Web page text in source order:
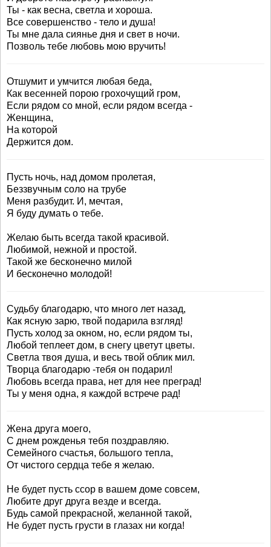
Ты - как весна, светла и хороша.
Все совершенство - тело и душа!
Ты мне дала сиянье дня и свет в ночи.
Позволь тебе любовь мою вручить!
Отшумит и умчится любая беда,
Как весенней порою грохочущий гpoм,
Если рядом со мной, если рядом всегда -
Женщина,
На которой
Держится дом.
Пусть ночь, над домом пролетая,
Беззвучным соло на трубе
Меня разбудит. И, мечтая,
Я буду думать о тебе.
Желаю быть всегда такой красивой.
Любимой, нежной и простой.
Такой же бесконечно милой
И бесконечно молодой!
Судьбу благодарю, что много лет назад,
Как ясную зарю, твой подарила взгляд!
Пусть холод за окном, но, если рядом ты,
Любой теплеет дом, в снегу цветут цветы.
Светла твоя душа, и весь твой облик мил.
Творца благодарю -тебя он подарил!
Любовь всегда права, нет для нее преград!
Ты у меня одна, я каждой встрече рад!
Жена друга моего,
С днем рожденья тебя поздравляю.
Семейного счастья, большого тепла,
От чистого сердца тебе я желаю.
Не будет пусть ссор в вашем доме совсем,
Любите друг друга везде и всегда.
Будь самой прекрасной, желанной такой,
Не будет пусть грусти в глазах ни когда!